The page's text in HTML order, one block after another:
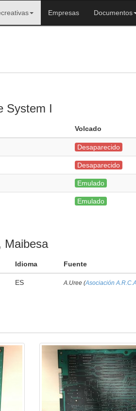
Empresas Documentos
System I
Volcado
Desaparecido
Desaparecido
Emulado
Emulado
Maibesa
Idioma Fuente
ES A.Uree (Asociación